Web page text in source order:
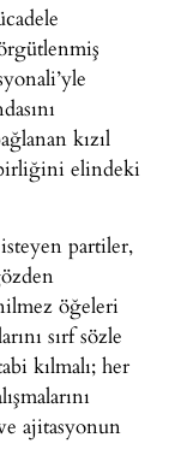
kızıl
birliğini elindeki
partiler,
öğeleri
sırf sözle
kılmalı; her
ajitasyonun